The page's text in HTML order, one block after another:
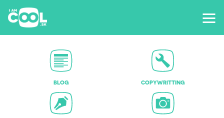
BLOG COPYWRITTING